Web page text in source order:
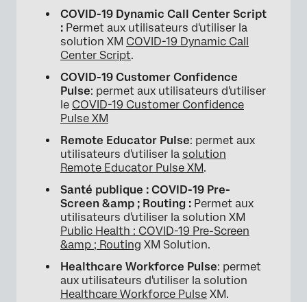
COVID-19 Dynamic Call Center Script
: Permet aux utilisateurs d'utiliser la
solution XM COVID-19 Dynamic Call
Center Script.
COVID-19 Customer Confidence
Pulse: permet aux utilisateurs d'utiliser
le COVID-19 Customer Confidence
Pulse XM
Remote Educator Pulse: permet aux
utilisateurs d'utiliser la solution
Remote Educator Pulse XM.
Santé publique : COVID-19 Pre-
Screen &amp ; Routing : Permet aux
utilisateurs d'utiliser la solution XM
Public Health : COVID-19 Pre-Screen
&amp ; Routing XM Solution.
Healthcare Workforce Pulse: permet
aux utilisateurs d'utiliser la solution
Healthcare Workforce Pulse XM.